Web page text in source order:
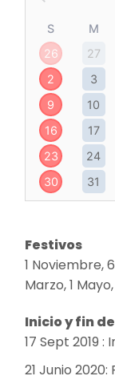
S M
26
27
2
3
9
10
16
17
23
24
30
31
Festivos
1 Noviembre,
Marzo, 1
Inicio y fin
17 Sept 2019
21 Junio